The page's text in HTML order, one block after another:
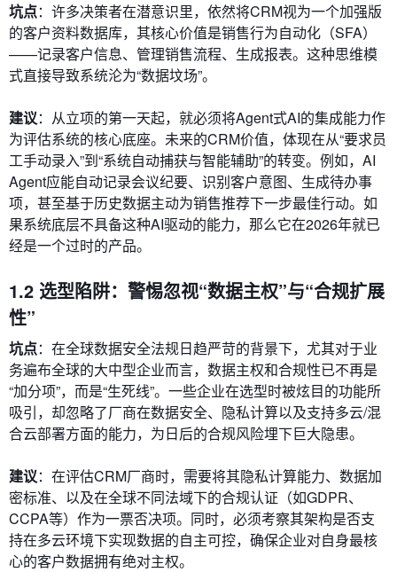
坑点：许多决策者在潜意识里，依然将CRM视为一个加强版
的客户资料数据库，其核心价值是销售行为自动化（SFA）
——记录客户信息、管理销售流程、生成报表。这种思维模
式直接导致系统沦为“数据坟场”。
建议：从立项的第一天起，就必须将Agent式AI的集成能力作
为评估系统的核心底座。未来的CRM价值，体现在从“要求员
工手动录入”到“系统自动捕获与智能辅助”的转变。例如，AI
Agent应能自动记录会议纪要、识别客户意图、生成待办事
项，甚至基于历史数据主动为销售推荐下一步最佳行动。如
果系统底层不具备这种AI驱动的能力，那么它在2026年就已
经是一个过时的产品。
1.2 选型陷阱：警惕忽视“数据主权”与“合规扩展
性”
坑点：在全球数据安全法规日趋严苛的背景下，尤其对于业
务遍布全球的大中型企业而言，数据主权和合规性已不再是
“加分项”，而是“生死线”。一些企业在选型时被炫目的功能所
吸引，却忽略了厂商在数据安全、隐私计算以及支持多云/混
合云部署方面的能力，为日后的合规风险埋下巨大隐患。
建议：在评估CRM厂商时，需要将其隐私计算能力、数据加
密标准、以及在全球不同法域下的合规认证（如GDPR、
CCPA等）作为一票否决项。同时，必须考察其架构是否支
持在多云环境下实现数据的自主可控，确保企业对自身最核
心的客户数据拥有绝对主权。